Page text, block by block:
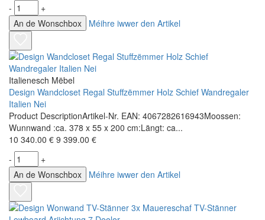
-
+
An de Wonschbox
Méihre iwwer den Artikel
Italienesch Mëbel
Design Wandcloset Regal Stuffzëmmer Holz Schief Wandregaler
Italien Nei
Product DescriptionArtikel-Nr. EAN: 4067282616943Moossen:
Wunnwand :ca. 378 x 55 x 200 cm:Längt: ca...
10 340.00 € 9 399.00 €
-
+
An de Wonschbox
Méihre iwwer den Artikel